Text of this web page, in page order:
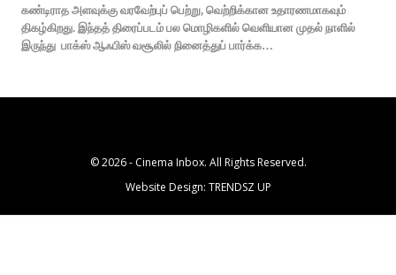
கண்டிராத அளவுக்கு வரவேற்புப் பெற்று, வெற்றிக்கான உதாரணமாகவும்
திகழ்கிறது. இந்தத் திரைப்படம் பல மொழிகளில் வெளியான முதல் நாளில்
இருந்து பாக்ஸ் ஆஃபிஸ் வசூலில் நினைத்துப் பார்க்க…
© 2026 - Cinema Inbox. All Rights Reserved.
Website Design: TRENDSZ UP